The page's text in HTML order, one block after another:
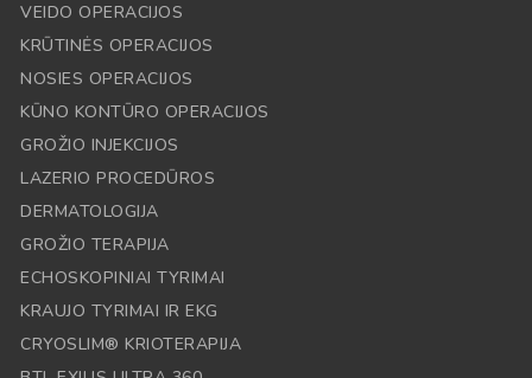
VEIDO OPERACIJOS
KRŪTINĖS OPERACIJOS
NOSIES OPERACIJOS
KŪNO KONTŪRO OPERACIJOS
GROŽIO INJEKCIJOS
LAZERIO PROCEDŪROS
DERMATOLOGIJA
GROŽIO TERAPIJA
ECHOSKOPINIAI TYRIMAI
KRAUJO TYRIMAI IR EKG
CRYOSLIM® KRIOTERAPIJA